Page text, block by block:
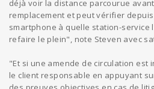
déjà voir la distance parcourue
remplacement et peut vérifier depuis
smartphone à quelle station-
refaire le plein", note Steven avec
"Et si une amende de circulation est
le client responsable en appuyant